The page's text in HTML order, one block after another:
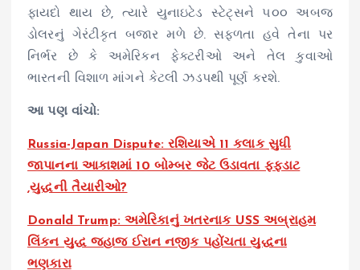
ફાયદો થાય છે, ત્યારે યુનાઇટેડ સ્ટેટ્સને ૫૦૦ અબજ
ડોલરનું ગેરંટીકૃત બજાર મળે છે. સફળતા હવે તેના પર
નિર્ભર છે કે અમેરિકન ફેક્ટરીઓ અને તેલ કુવાઓ
ભારતની વિશાળ માંગને કેટલી ઝડપથી પૂર્ણ કરશે.
આ પણ વાંચો:
Russia-Japan Dispute: રશિયાએ 11 કલાક સુધી
જાપાનના આકાશમાં 10 બોમ્બર જેટ ઉડાવતા ફફડાટ
,યુદ્ધની તૈયારીઓ?
Donald Trump: અમેરિકાનું ખતરનાક USS અબ્રાહમ
લિંકન યુદ્ધ જહાજ ઈરાન નજીક પહોંચતા યુદ્ધના
ભણકારા